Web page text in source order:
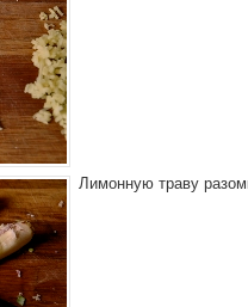
Лимонную траву